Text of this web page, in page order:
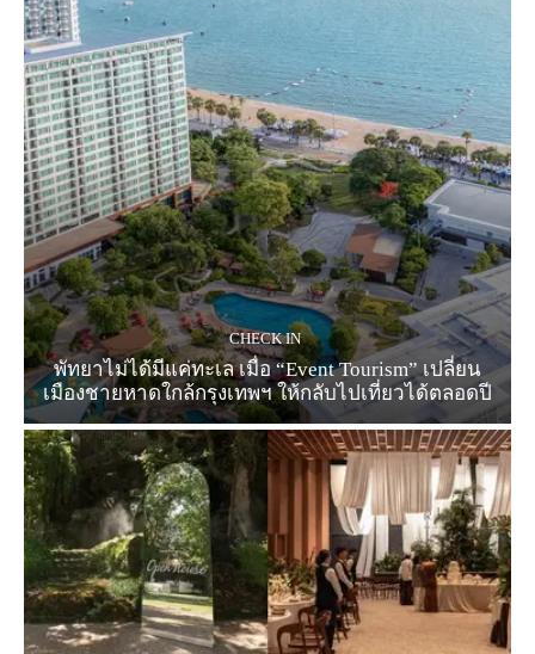
CHECK IN
พัทยาไม่ได้มีแค่ทะเล เมื่อ “Event Tourism” เปลี่ยน
เมืองชายหาดใกล้กรุงเทพฯ ให้กลับไปเที่ยวได้ตลอดปี